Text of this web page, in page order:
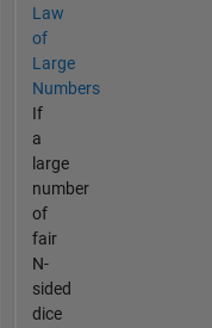
Law
of
Large
Numbers
If
a
large
number
of
fair
N-
sided
dice